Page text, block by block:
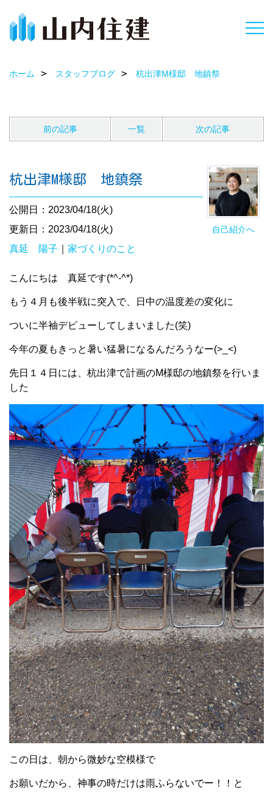
ホーム スタッフブログ 杭出津M様邸 地鎮祭
前の記事 一覧 次の記事
自己紹介へ
杭出津M様邸 地鎮祭
公開日：2023/04/18(火)
更新日：2023/04/18(火)
真延 陽子
家づくりのこと
こんにちは 真延です(*^-^*)
もう４月も後半戦に突入で、日中の温度差の変化に
ついに半袖デビューしてしまいました(笑)
今年の夏もきっと暑い猛暑になるんだろうなー(>_<)
先日１４日には、杭出津で計画のM様邸の地鎮祭を行いま
した
この日は、朝から微妙な空模様で
お願いだから、神事の時だけは雨ふらないでー！！と